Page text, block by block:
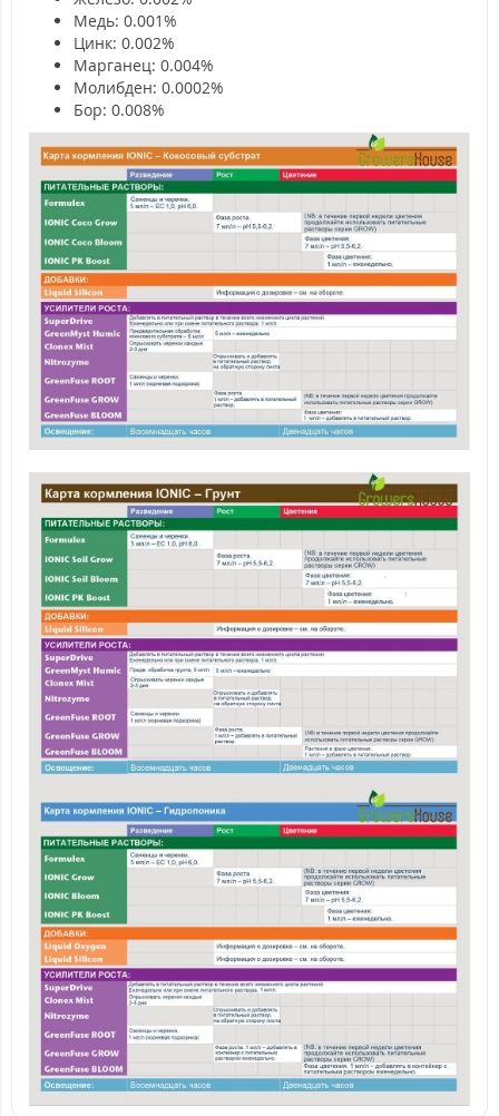
Медь: 0.001%
Цинк: 0.002%
Марганец: 0.004%
Молибден: 0.0002%
Бор: 0.008%